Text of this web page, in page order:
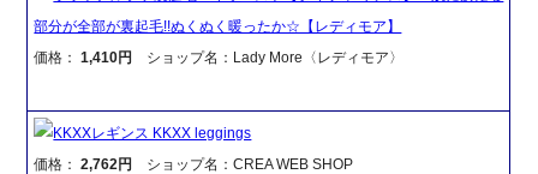
部分が全部が裏起毛!!ぬくぬく暖ったか☆【レディモア】
価格：1,410円 ショップ名：Lady More〈レディモア〉
KKXXレギンス KKXX leggings
価格：2,762円 ショップ名：CREA WEB SHOP